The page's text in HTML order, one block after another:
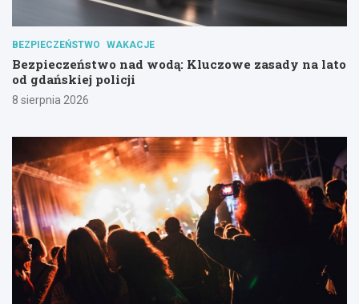
BEZPIECZEŃSTWO WAKACJE
Bezpieczeństwo nad wodą: Kluczowe zasady na lato
od gdańskiej policji
8 sierpnia 2026